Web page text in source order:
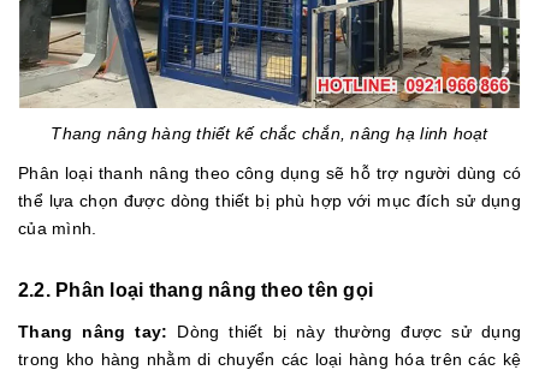
Thang nâng hàng thiết kế chắc chắn, nâng hạ linh hoạt
Phân loại thanh nâng theo công dụng sẽ hỗ trợ người dùng có
thể lựa chọn được dòng thiết bị phù hợp với mục đích sử dụng
của mình.
2.2. Phân loại thang nâng theo tên gọi
Thang nâng tay: Dòng thiết bị này thường được sử dụng
trong kho hàng nhằm di chuyển các loại hàng hóa trên các kệ